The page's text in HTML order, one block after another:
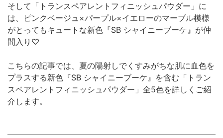
そして「トランスペアレントフィニッシュパウダー」に
は、ピンクベージュ×パープル×イエローのマーブル模様
がとってもキュートな新色『SB シャイニーブーケ』が仲
間入り♡
こちらの記事では、夏の陽射しでくすみがちな肌に血色を
プラスする新色『SB シャイニーブーケ』を含む「トラン
スペアレントフィニッシュパウダー」全5色を詳しくご紹
介します。